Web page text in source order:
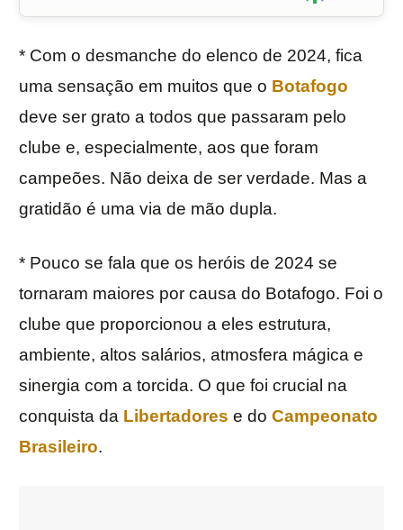
* Com o desmanche do elenco de 2024, fica
uma sensação em muitos que o Botafogo
deve ser grato a todos que passaram pelo
clube e, especialmente, aos que foram
campeões. Não deixa de ser verdade. Mas a
gratidão é uma via de mão dupla.
* Pouco se fala que os heróis de 2024 se
tornaram maiores por causa do Botafogo. Foi o
clube que proporcionou a eles estrutura,
ambiente, altos salários, atmosfera mágica e
sinergia com a torcida. O que foi crucial na
conquista da Libertadores e do Campeonato
Brasileiro.